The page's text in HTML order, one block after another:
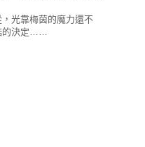
光靠梅茵的魔力還不
的決定……